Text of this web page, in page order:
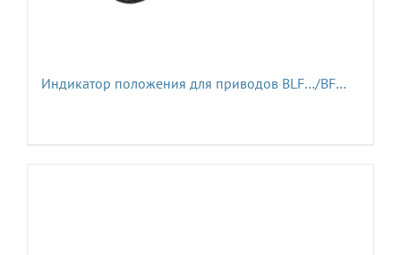
Индикатор положения для приводов BLF…/BF…